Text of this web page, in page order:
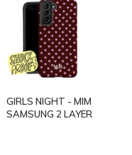
GIRLS NIGHT - MIM
SAMSUNG 2 LAYER